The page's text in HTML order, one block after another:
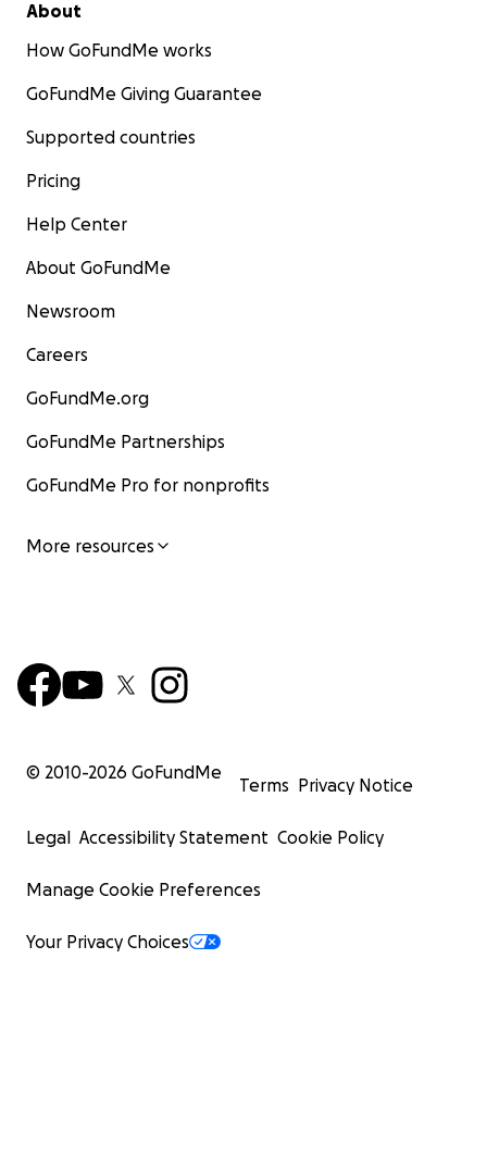
About
How GoFundMe works
GoFundMe Giving Guarantee
Supported countries
Pricing
Help Center
About GoFundMe
Newsroom
Careers
GoFundMe.org
GoFundMe Partnerships
GoFundMe Pro for nonprofits
More resources
© 2010-2026 GoFundMe
Terms Privacy Notice
Legal Accessibility Statement Cookie Policy
Manage Cookie Preferences
Your Privacy Choices